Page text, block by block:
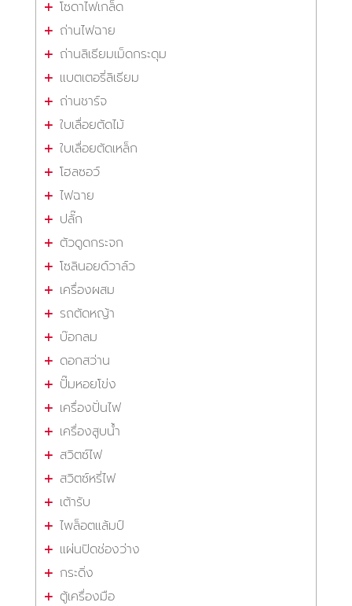
โซดาไฟเกล็ด
ถ่านไฟฉาย
ถ่านลิเธียมเม็ดกระดุม
แบตเตอรี่ลิเธียม
ถ่านชาร์จ
ใบเลื่อยตัดไม้
ใบเลื่อยตัดเหล็ก
โฮลซอว์
ไฟฉาย
ปลั๊ก
ตัวดูดกระจก
โซลินอยด์วาล์ว
เครื่องผสม
รถตัดหญ้า
บ๊อกลม
ดอกสว่าน
ปั๊มหอยโข่ง
เครื่องปั่นไฟ
เครื่องสูบน้ำ
สวิตซ์ไฟ
สวิตซ์หรี่ไฟ
เต้ารับ
ไพล็อตแล้มป์
แผ่นปิดช่องว่าง
กระดิ่ง
ตู้เครื่องมือ